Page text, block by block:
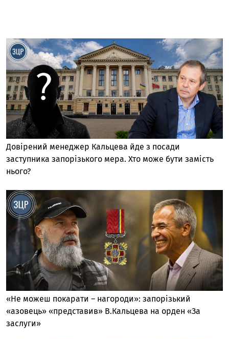
Довірений менеджер Кальцева йде з посади
заступника запорізького мера. Хто може бути замість
нього?
«Не можеш покарати – нагороди»: запорізький
«азовець» «представив» В.Кальцева на орден «За
заслуги»